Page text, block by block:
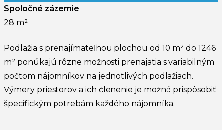
Spoločné zázemie
28 m²
Podlažia s prenajímateľnou plochou od 10 m² do 1246
m² ponúkajú rôzne možnosti prenajatia s variabilným
počtom nájomníkov na jednotlivých podlažiach.
Výmery priestorov a ich členenie je možné prispôsobiť
špecifickým potrebám každého nájomníka.